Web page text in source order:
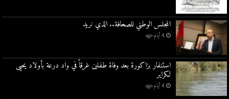
المجلس الوطني للصحافة.. الذي نريد
4 أيام ago
استنفار بزاكورة بعد وفاة طفلين غرقاً في واد درعة بأولاد يحيى
لكراير
4 أيام ago